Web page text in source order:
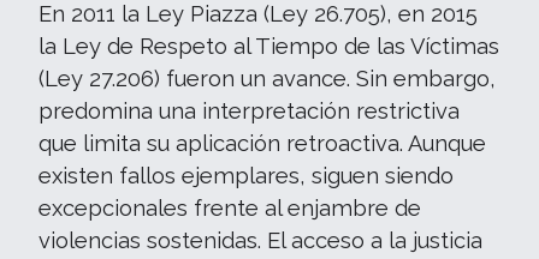
En 2011 la Ley Piazza (Ley 26.705), en 2015
la Ley de Respeto al Tiempo de las Víctimas
(Ley 27.206) fueron un avance. Sin embargo,
predomina una interpretación restrictiva
que limita su aplicación retroactiva. Aunque
existen fallos ejemplares, siguen siendo
excepcionales frente al enjambre de
violencias sostenidas. El acceso a la justicia